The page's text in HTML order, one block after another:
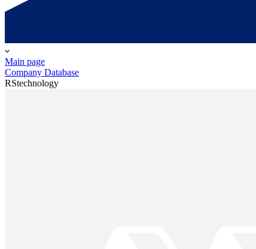
Main page
Company Database
RStechnology